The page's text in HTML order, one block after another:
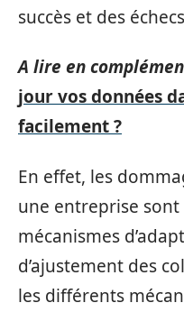
succès et des
A lire en
jour vos données
facilement ?
En effet, les
une entreprise
mécanismes
d’ajustement des
les différents